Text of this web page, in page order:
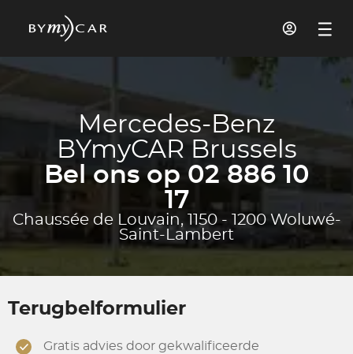
Mercedes-Benz
BYmyCAR Brussels
Bel ons op 02 886 10
17
Chaussée de Louvain, 1150 - 1200 Woluwé-
Saint-Lambert
Terugbelformulier
Gratis advies door gekwalificeerde